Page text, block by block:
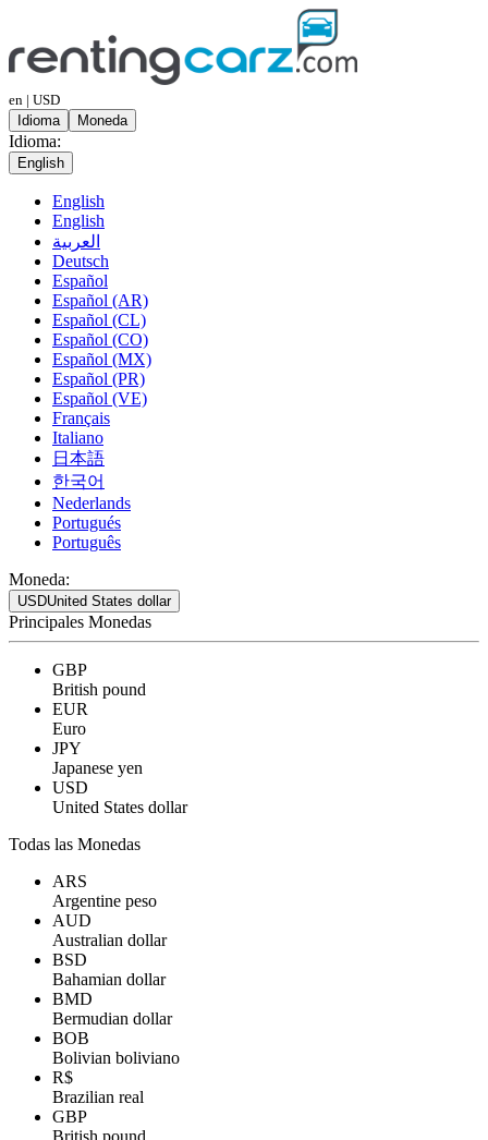
en | USD
Idioma
Moneda
Idioma:
English
English
English
العربية
Deutsch
Español
Español (AR)
Español (CL)
Español (CO)
Español (MX)
Español (PR)
Español (VE)
Français
Italiano
日本語
한국어
Nederlands
Portugués
Português
Moneda:
USDUnited States dollar
Principales Monedas
GBP
British pound
EUR
Euro
JPY
Japanese yen
USD
United States dollar
Todas las Monedas
ARS
Argentine peso
AUD
Australian dollar
BSD
Bahamian dollar
BMD
Bermudian dollar
BOB
Bolivian boliviano
R$
Brazilian real
GBP
British pound